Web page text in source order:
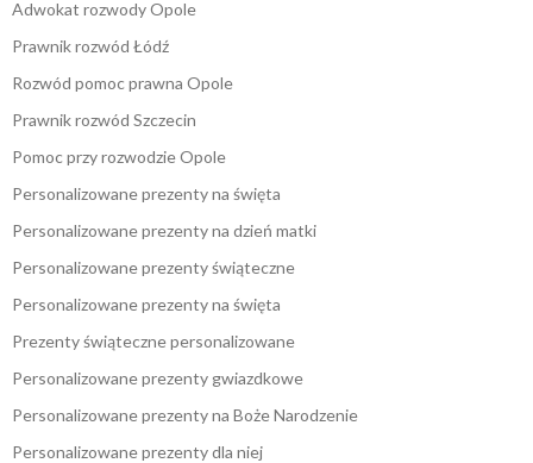
Adwokat rozwody Opole
Prawnik rozwód Łódź
Rozwód pomoc prawna Opole
Prawnik rozwód Szczecin
Pomoc przy rozwodzie Opole
Personalizowane prezenty na święta
Personalizowane prezenty na dzień matki
Personalizowane prezenty świąteczne
Personalizowane prezenty na święta
Prezenty świąteczne personalizowane
Personalizowane prezenty gwiazdkowe
Personalizowane prezenty na Boże Narodzenie
Personalizowane prezenty dla niej